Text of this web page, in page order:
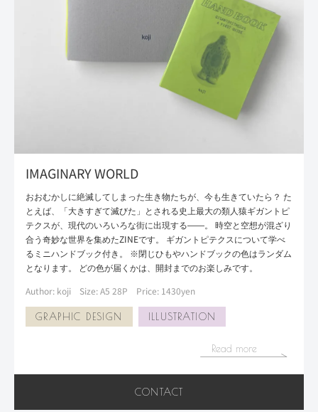
IMAGINARY WORLD
おおむかしに絶滅してしまった生き物たちが、今も生きていたら？ た
とえば、「大きすぎて滅びた」とされる史上最大の類人猿ギガントピ
テクスが、現代のいろいろな街に出現する——。 時空と空想が混ざり
合う奇妙な世界を集めたZINEです。 ギガントピテクスについて学べ
るミニハンドブック付き。 ※閉じひもやハンドブックの色はランダム
となります。 どの色が届くかは、開封までのお楽しみです。
Author: koji
Size: A5 28P Price: 1430yen
GRAPHIC DESIGN ILLUSTRATION
Read more
CONTACT